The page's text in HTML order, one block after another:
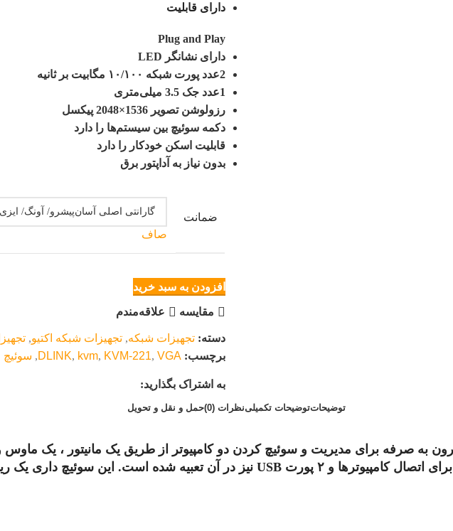
دارای قابلیت
Plug and Play
دارای نشانگر LED
2عدد پورت شبکه ۱۰/۱۰۰ مگابیت بر ثانیه
1عدد جک 3.5 میلی‌متری
رزولوشن تصویر 1536×2048 پیکسل
دکمه سوئیچ بین سیستم‌ها را دارد
قابلیت اسکن خودکار را دارد
بدون نیاز به آداپتور برق
ضمانت
صاف
افزودن به سبد خرید
مقایسه علاقه‌مندم
دسته: تجهیزات شبکه, تجهیزات شبکه اکتیو,
برچسب:
DLINK, kvm, KVM-221, VGA
, سوئیچ
به اشتراک بگذارید:
توضیحاتتوضیحات تکمیلینظرات (0) حمل و نقل و تحویل
برای اتصال کامپیوترها و ۲ پورت USB نیز در آن تعبیه شده است. این سوئیچ داری یک